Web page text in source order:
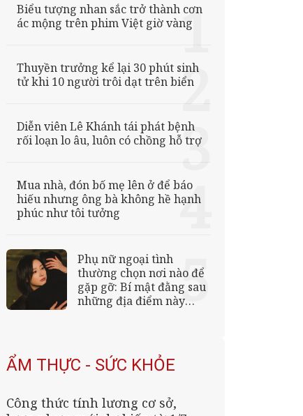
Biểu tượng nhan sắc trở thành cơn
ác mộng trên phim Việt giờ vàng
Thuyền trưởng kể lại 30 phút sinh
tử khi 10 người trôi dạt trên biển
Diễn viên Lê Khánh tái phát bệnh
rối loạn lo âu, luôn có chồng hỗ trợ
Mua nhà, đón bố mẹ lên ở để báo
hiếu nhưng ông bà không hề hạnh
phúc như tôi tưởng
Phụ nữ ngoại tình
thường chọn nơi nào để
gặp gỡ: Bí mật đằng sau
những địa điểm này
ẨM THỰC - SỨC KHỎE
Công thức tính lương cơ sở,